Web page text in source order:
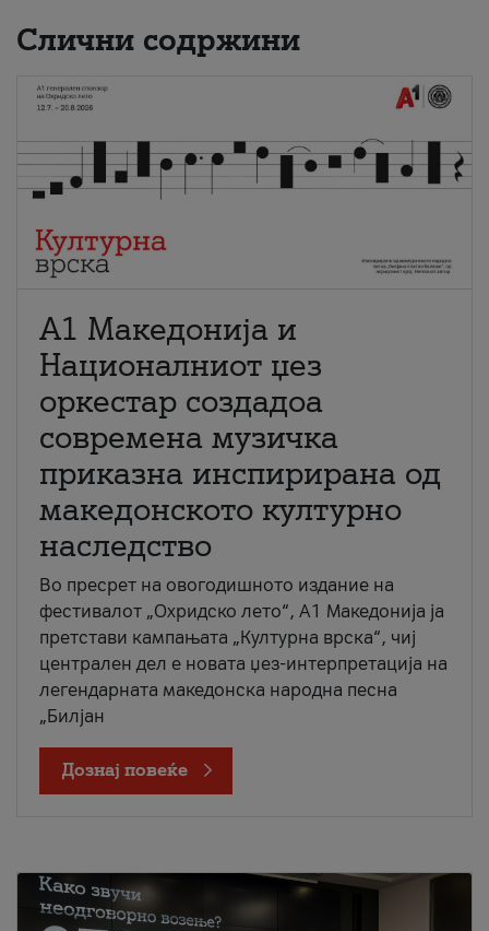
Слични содржини
А1 Македонија и
Националниот џез
оркестар создадоа
современа музичка
приказна инспирирана од
македонското културно
наследство
Во пресрет на овогодишното издание на
фестивалот „Охридско лето“, А1 Македонија ја
претстави кампањата „Културна врска“, чиј
централен дел е новата џез-интерпретација на
легендарната македонска народна песна
„Билјан
Дознај повеќе